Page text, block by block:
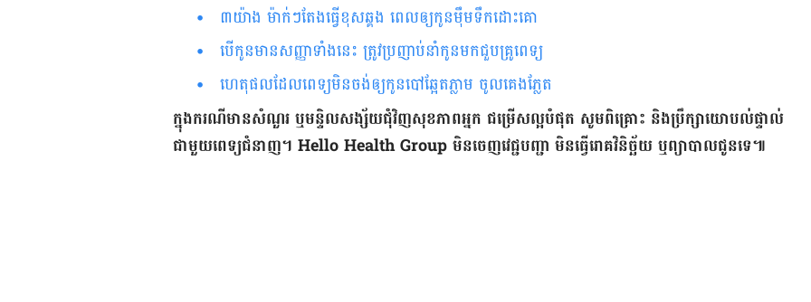
៣យ៉ាង ម៉ាក់ៗតែងធ្វើខុសឆ្គង ពេលឲ្យកូនម៉ឹមទឹកដោះគោ
បើកូនមានសញ្ញាទាំងនេះ ត្រូវប្រញាប់នាំកូនមកជួបគ្រូពេទ្យ
ហេតុផលដែលពេទ្យមិនចង់ឲ្យកូនបៅឆ្អែតភ្លាម ចូលគេងភ្លែត
ក្នុង​ករណី​មាន​សំណួរ ឬ​មន្ទិលសង្ស័យ​ជុំវិញ​សុខភាព​អ្នក ជម្រើស​ល្អ​បំផុត សូម​ពិគ្រោះ និង​ប្រឹក្សា​យោបល់​ផ្ទាល់​
ជាមួយ​ពេទ្យ​ជំនាញ។ Hello Health Group មិន​ចេញ​វេជ្ជបញ្ជា មិន​ធ្វើ​រោគវិនិច្ឆ័យ ឬ​ព្យាបាល​ជូន​ទេ៕